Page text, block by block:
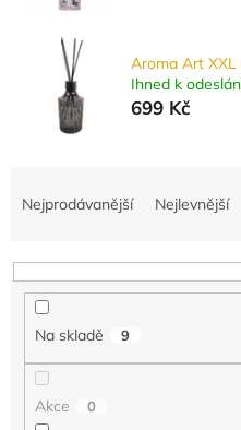
Aroma Art XXL
Ihned k
699 Kč
n
Nejprodávanější Nejlevnější
Na skladě 9
Akce 0